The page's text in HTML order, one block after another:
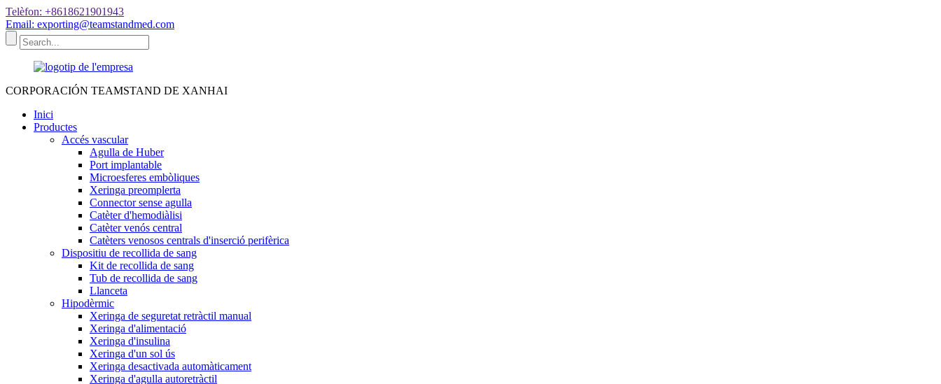
Telèfon: +8618621901943
Email: exporting@teamstandmed.com
CORPORACIÓN TEAMSTAND DE XANHAI
Inici
Productes
Accés vascular
Agulla de Huber
Port implantable
Microesferes embòliques
Xeringa preomplerta
Connector sense agulla
Catèter d'hemodiàlisi
Catèter venós central
Catèters venosos centrals d'inserció perifèrica
Dispositiu de recollida de sang
Kit de recollida de sang
Tub de recollida de sang
Llanceta
Hipodèrmic
Xeringa de seguretat retràctil manual
Xeringa d'alimentació
Xeringa d'insulina
Xeringa d'un sol ús
Xeringa desactivada automàticament
Xeringa d'agulla autoretràctil